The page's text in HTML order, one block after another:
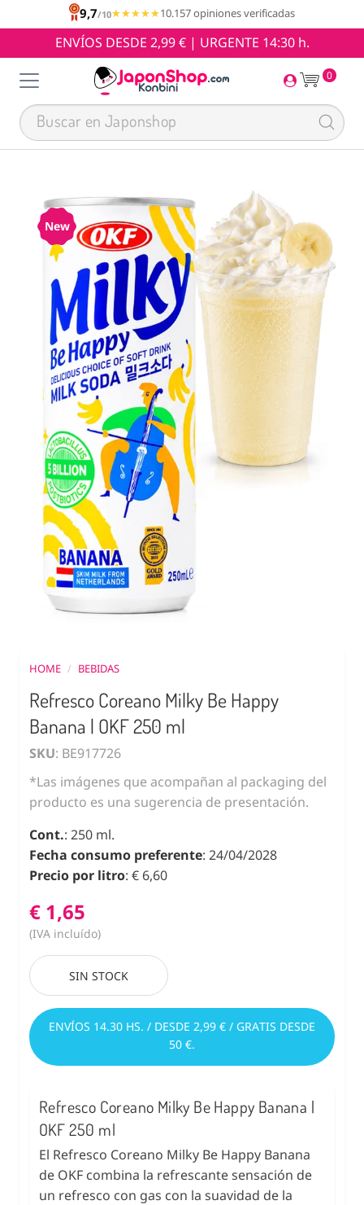
9,7/10★★★★★
★★★★★10.157 opiniones verificadas
ENVÍOS DESDE 2,99 € | URGENTE 14:30 h.
0
New
HOME / BEBIDAS
Refresco Coreano Milky Be Happy
Banana | OKF 250 ml
SKU: BE917726
*Las imágenes que acompañan al packaging del
producto es una sugerencia de presentación.
Cont.: 250 ml.
Fecha consumo preferente: 24/04/2028
Precio por litro: € 6,60
€ 1,65
(IVA incluído)
SIN STOCK
ENVÍOS 14.30 HS. / DESDE 2,99 € / GRATIS DESDE
50 €.
Refresco Coreano Milky Be Happy Banana |
OKF 250 ml
El Refresco Coreano Milky Be Happy Banana
de OKF combina la refrescante sensación de
un refresco con gas con la suavidad de la